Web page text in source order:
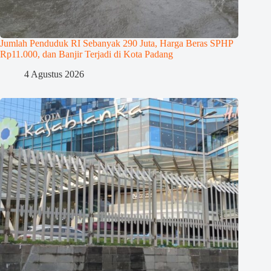
Jumlah Penduduk RI Sebanyak 290 Juta, Harga Beras SPHP
Rp11.000, dan Banjir Terjadi di Kota Padang
4 Agustus 2026